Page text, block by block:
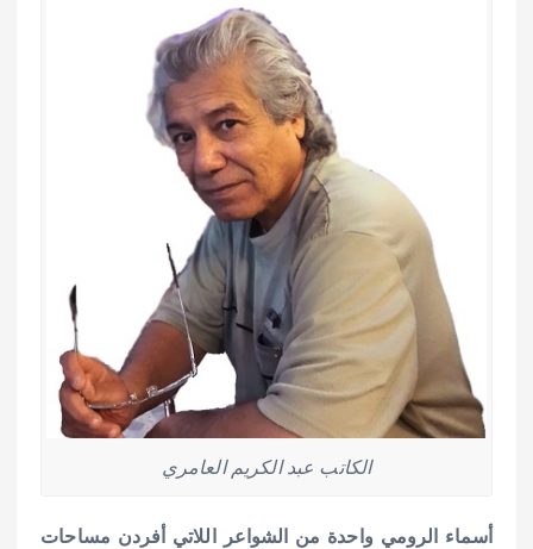
p
p
الكاتب عبد الكريم العامري
أسماء الرومي واحدة من الشواعر اللاتي أفردن مساحات